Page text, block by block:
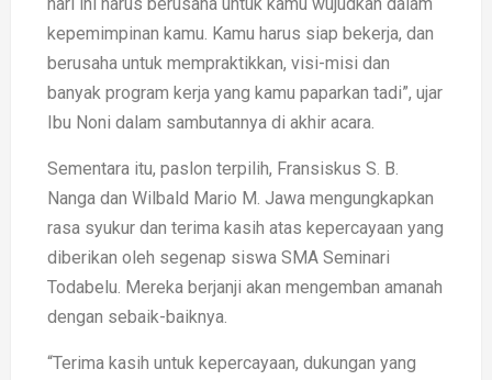
kepemimpinan kamu. Kamu harus siap bekerja, dan
berusaha untuk mempraktikkan, visi-misi dan
banyak program kerja yang kamu paparkan tadi”, ujar
Ibu Noni dalam sambutannya di akhir acara.
Sementara itu, paslon terpilih, Fransiskus S. B.
Nanga dan Wilbald Mario M. Jawa mengungkapkan
rasa syukur dan terima kasih atas kepercayaan yang
diberikan oleh segenap siswa SMA Seminari
Todabelu. Mereka berjanji akan mengemban amanah
dengan sebaik-baiknya.
“Terima kasih untuk kepercayaan, dukungan yang